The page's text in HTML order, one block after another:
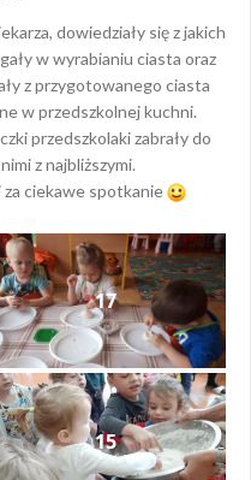
dowiedziały się z jakich
w wyrabianiu ciasta oraz
z przygotowanego ciasta
w przedszkolnej kuchni.
przedszkolaki zabrały do
z najbliższymi.
za ciekawe spotkanie
17
15